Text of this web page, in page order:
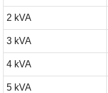
2 kVA
3 kVA
4 kVA
5 kVA